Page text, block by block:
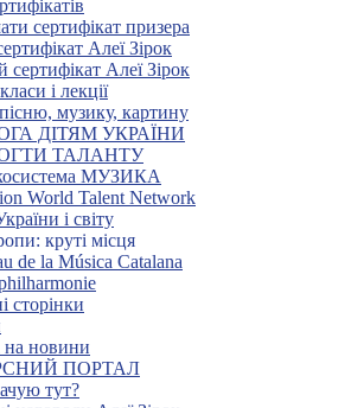
сертифікат призера
Алеї Зірок
сертифікат Алеї Зірок
і лекції
музику, картину
ДІТЯМ УКРАЇНИ
ТАЛАНТУ
МУЗИКА
World Talent Network
і світу
круті місця
de la Música Catalana
сторінки
на новини
ПОРТАЛ
тут?